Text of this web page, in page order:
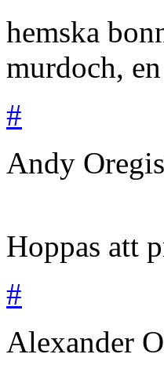
hemska
murdoch,
#
Andy
Hoppas att
#
Alexander